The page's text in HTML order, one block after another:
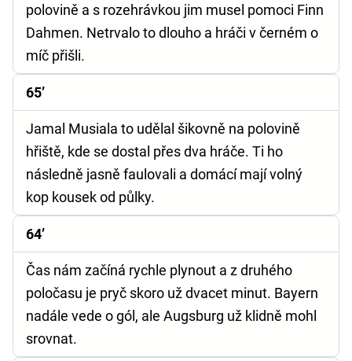
polovině a s rozehrávkou jim musel pomoci Finn
Dahmen. Netrvalo to dlouho a hráči v černém o
míč přišli.
65’
Jamal Musiala to udělal šikovně na polovině
hřiště, kde se dostal přes dva hráče. Ti ho
následně jasně faulovali a domácí mají volný
kop kousek od půlky.
64’
Čas nám začíná rychle plynout a z druhého
poločasu je pryč skoro už dvacet minut. Bayern
nadále vede o gól, ale Augsburg už klidně mohl
srovnat.